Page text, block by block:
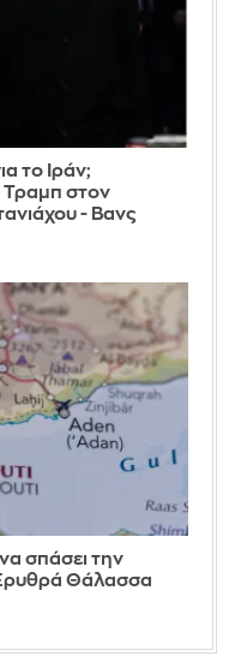
το Ιράν;
Τραμπ στον
- Βανς
σπάσει την
Θάλασσα